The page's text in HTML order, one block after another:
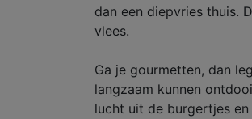
dan een diepvries thuis.
vlees.
Ga je gourmetten, dan
langzaam kunnen
lucht uit de burgertjes